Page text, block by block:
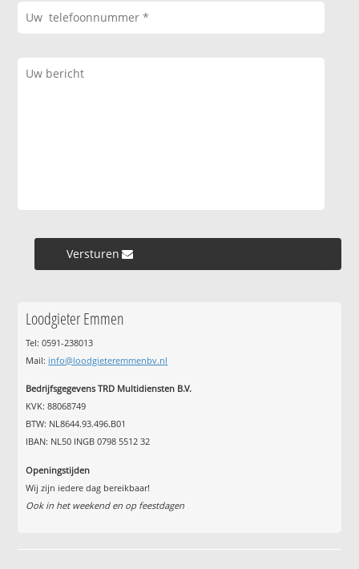
Versturen »
Loodgieter Emmen
Tel: 0591-238013
Mail: info@loodgieteremmenbv.nl
Bedrijfsgegevens TRD Multidiensten B.V.
KVK: 88068749
BTW: NL8644.93.496.B01
IBAN: NL50 INGB 0798 5512 32
Openingstijden
Wij zijn iedere dag bereikbaar!
Ook in het weekend en op feestdagen